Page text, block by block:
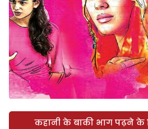
कहानी के बाकी भाग पढ़ने